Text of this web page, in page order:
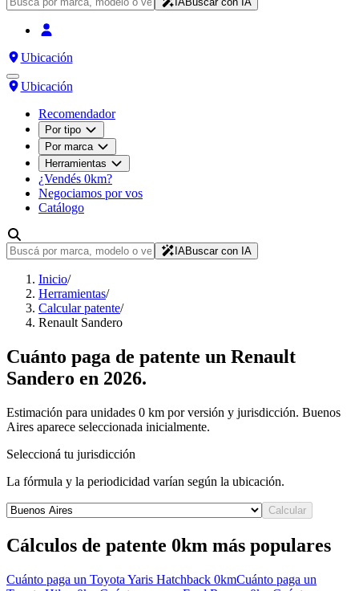
Ubicación
Ubicación
Recomendador
Por tipo
Por marca
Herramientas
¿Vendés 0km?
Negociamos por vos
Catálogo
IABuscar con IA
Inicio/
Herramientas/
Calcular patente/
Renault Sandero
Cuánto paga de patente un Renault
Sandero en 2026.
Estimación para unidades 0 km por versión y jurisdicción. Buenos
Aires aparece seleccionada inicialmente.
Seleccioná tu jurisdicción
La fórmula y la periodicidad varían según la ubicación.
Calcular
Cálculos de patente 0km más populares
Cuánto paga un Toyota Yaris Hatchback 0kmCuánto paga un